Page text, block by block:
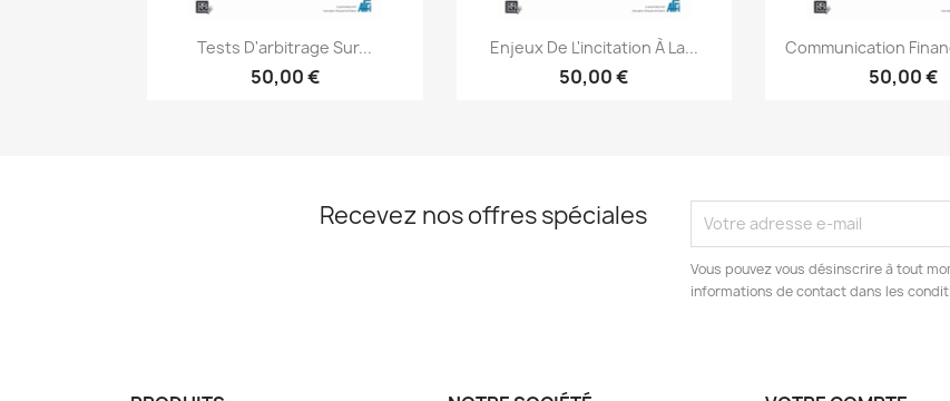
Aperçu rapide
Tests D'arbitrage Sur...
50,00 €
 Aperçu rapide
Enjeux De L'incitation À La...
50,00 €
Aperçu
Communication
50,00 €
Recevez nos offres spéciales
Vous pouvez vous désinscrire à tout
informations de contact dans les